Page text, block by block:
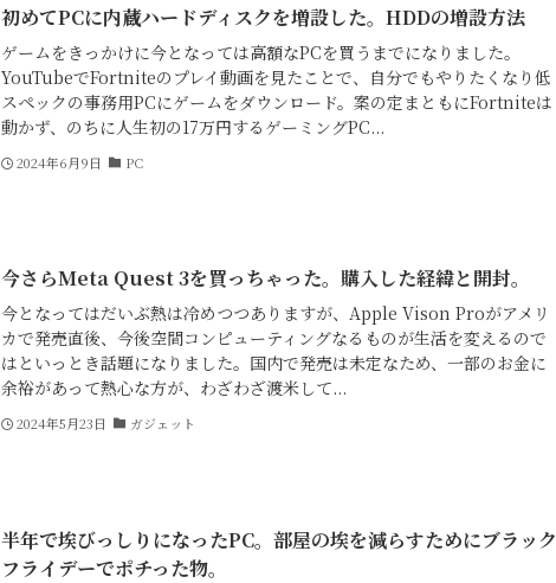
初めてPCに内蔵ハードディスクを増設した。HDDの増設方法
ゲームをきっかけに今となっては高額なPCを買うまでになりました。
YouTubeでFortniteのプレイ動画を見たことで、自分でもやりたくなり低
スペックの事務用PCにゲームをダウンロード。案の定まともにFortniteは
動かず、のちに人生初の17万円するゲーミングPC...
2024年6月9日 PC
今さらMeta Quest 3を買っちゃった。購入した経緯と開封。
今となってはだいぶ熱は冷めつつありますが、Apple Vison Proがアメリ
カで発売直後、今後空間コンピューティングなるものが生活を変えるので
はといっとき話題になりました。国内で発売は未定なため、一部のお金に
余裕があって熱心な方が、わざわざ渡米して...
2024年5月23日 ガジェット
半年で埃びっしりになったPC。部屋の埃を減らすためにブラック
フライデーでポチった物。